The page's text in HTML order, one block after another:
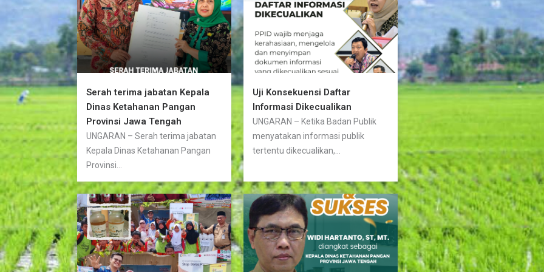
Serah terima jabatan Kepala
Dinas Ketahanan Pangan
Provinsi Jawa Tengah
UNGARAN – Serah terima jabatan
Kepala Dinas Ketahanan Pangan
Provinsi...
Uji Konsekuensi Daftar
Informasi Dikecualikan
UNGARAN – Ketika Badan Publik
menyatakan informasi publik
tertentu dikecualikan,...